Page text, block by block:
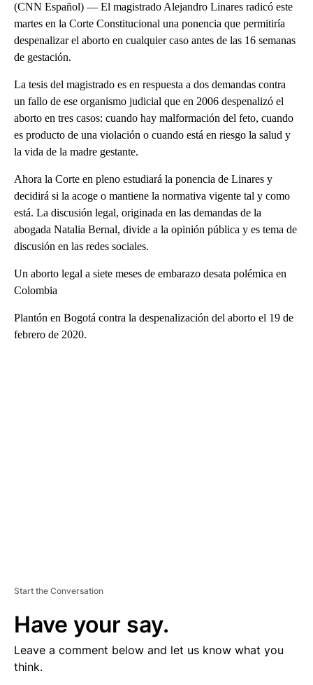
(CNN Español) — El magistrado Alejandro Linares radicó este
martes en la Corte Constitucional una ponencia que permitiría
despenalizar el aborto en cualquier caso antes de las 16 semanas
de gestación.
La tesis del magistrado es en respuesta a dos demandas contra
un fallo de ese organismo judicial que en 2006 despenalizó el
aborto en tres casos: cuando hay malformación del feto, cuando
es producto de una violación o cuando está en riesgo la salud y
la vida de la madre gestante.
Ahora la Corte en pleno estudiará la ponencia de Linares y
decidirá si la acoge o mantiene la normativa vigente tal y como
está. La discusión legal, originada en las demandas de la
abogada Natalia Bernal, divide a la opinión pública y es tema de
discusión en las redes sociales.
Un aborto legal a siete meses de embarazo desata polémica en
Colombia
Plantón en Bogotá contra la despenalización del aborto el 19 de
febrero de 2020.
Start the Conversation
Have your say.
Leave a comment below and let us know what you
think.